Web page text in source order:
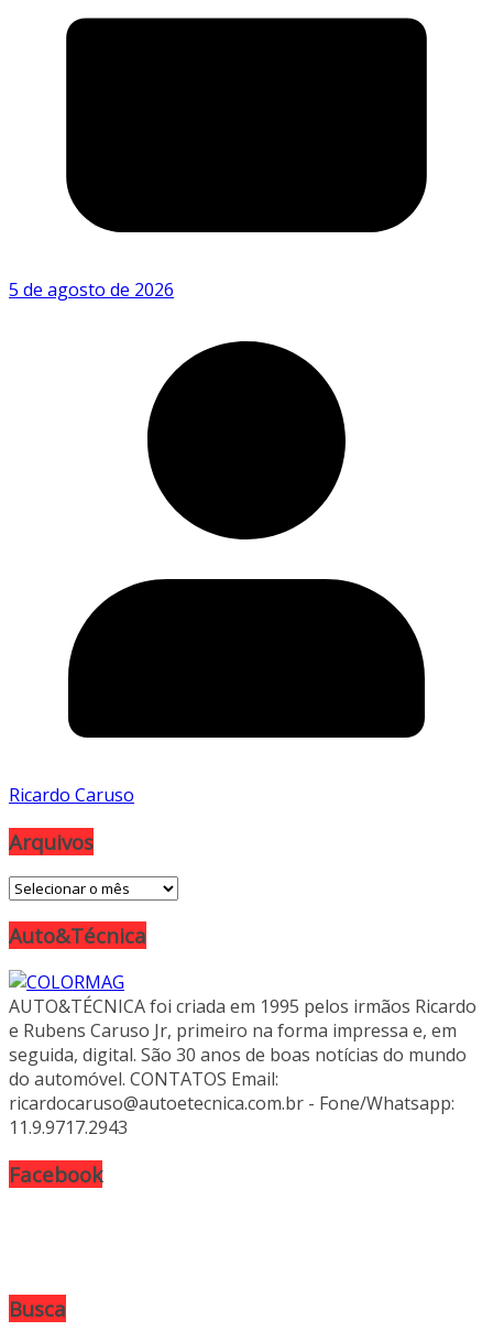
5 de agosto de 2026
Ricardo Caruso
Arquivos
Arquivos
Auto&Técnica
AUTO&TÉCNICA foi criada em 1995 pelos irmãos Ricardo
e Rubens Caruso Jr, primeiro na forma impressa e, em
seguida, digital. São 30 anos de boas notícias do mundo
do automóvel. CONTATOS Email:
ricardocaruso@autoetecnica.com.br - Fone/Whatsapp:
11.9.9717.2943
Facebook
Busca